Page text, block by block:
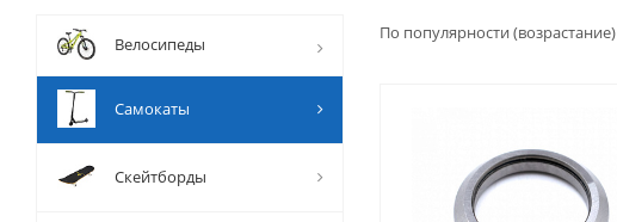
По популярности (возрастание)
Велосипеды
Самокаты
Скейтборды